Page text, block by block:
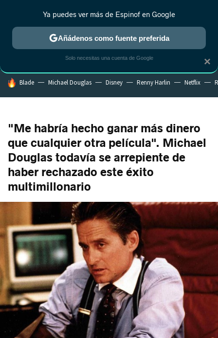
ESTRENOS REALITY ANIME RANKINGS CINE
HOY SE HABLA DE
Blade Michael Douglas Disney Renny Harlin Netflix
"Me habría hecho ganar más dinero
que cualquier otra película". Michael
Douglas todavía se arrepiente de
haber rechazado este éxito
multimillonario
×
Ya puedes ver más de Espinof en Google
Añádenos como fuente preferida
Solo necesitas una cuenta de Google